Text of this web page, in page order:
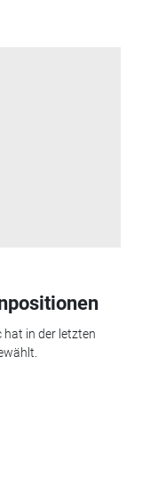
hat in der letzten